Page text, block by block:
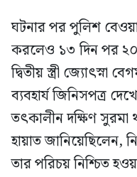
ঘটনার পর পুলিশ
করলেও ১৩ দিন পর
দ্বিতীয় স্ত্রী জ্যোৎস্না
ব্যবহার্য জিনিসপত্র
তৎকালীন দক্ষিণ
হায়াত জানিয়েছিলেন,
তার পরিচয় নিশ্চিত